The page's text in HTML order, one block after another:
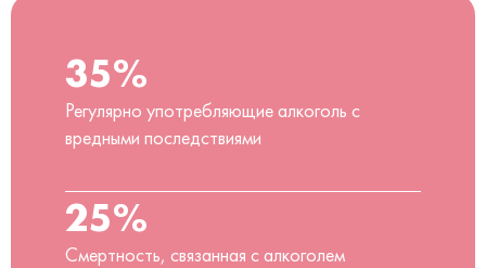
35%
Регулярно употребляющие алкоголь с
вредными последствиями
25%
Смертность, связанная с алкоголем